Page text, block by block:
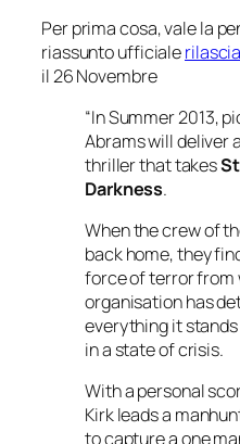
Per prima cosa, vale la
riassunto ufficiale
il 26 Novembre
“In Summer 2013,
Abrams will deliver
thriller that takes
Darkness.
When the crew of
back home, they
force of terror from
organisation has
everything it
in a state of crisis.
With a personal
Kirk leads a
to capture a one